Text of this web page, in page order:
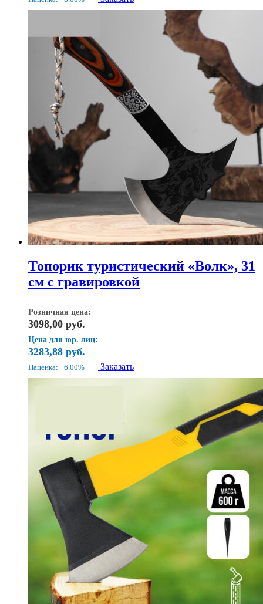
Топорик туристический «Волк», 31
см с гравировкой
Розничная цена:
3098,00 руб.
Цена для юр. лиц:
3283,88 руб.
Наценка: +6.00% Заказать